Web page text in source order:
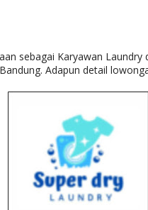
sebagai Karyawan Laundry
Adapun detail